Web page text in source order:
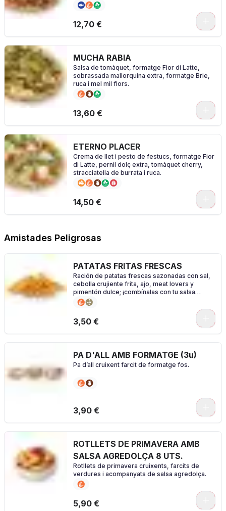
12,70 €
MUCHA RABIA
Salsa de tomàquet, formatge Fior di Latte,
sobrassada mallorquina extra, formatge Brie,
ruca i mel mil flors.
13,60 €
ETERNO PLACER
Crema de llet i pesto de festucs, formatge Fior
di Latte, pernil dolç extra, tomàquet cherry,
stracciatella de burrata i ruca.
14,50 €
Amistades Peligrosas
PATATAS FRITAS FRESCAS
Ración de patatas frescas sazonadas con sal,
cebolla crujiente frita, ajo, meat lovers y
pimentón dulce; ¡combínalas con tu salsa
favorita!
3,50 €
PA D'ALL AMB FORMATGE (3u)
Pa d’all cruixent farcit de formatge fos.
3,90 €
ROTLLETS DE PRIMAVERA AMB
SALSA AGREDOLÇA 8 UTS.
Rotllets de primavera cruixents, farcits de
verdures i acompanyats de salsa agredolça.
5,90 €